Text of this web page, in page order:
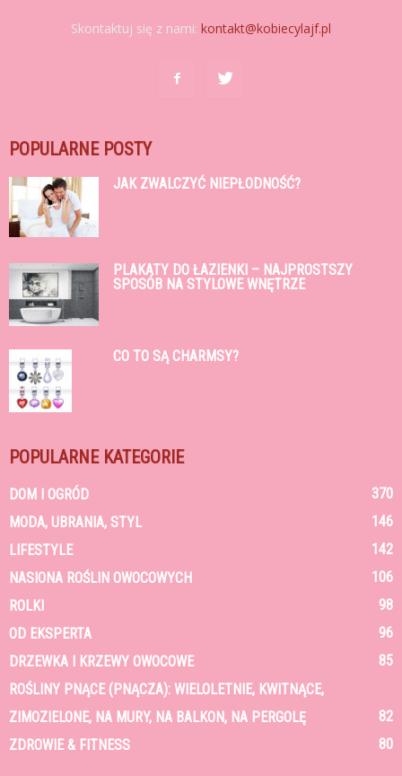
Skontaktuj się z nami: kontakt@kobiecylajf.pl
POPULARNE POSTY
JAK ZWALCZYĆ NIEPŁODNOŚĆ?
PLAKATY DO ŁAZIENKI – NAJPROSTSZY
SPOSÓB NA STYLOWE WNĘTRZE
CO TO SĄ CHARMSY?
POPULARNE KATEGORIE
DOM I OGRÓD
370
MODA, UBRANIA, STYL
146
LIFESTYLE
142
NASIONA ROŚLIN OWOCOWYCH
106
ROLKI
98
OD EKSPERTA
96
DRZEWKA I KRZEWY OWOCOWE
85
ROŚLINY PNĄCE (PNĄCZA): WIELOLETNIE, KWITNĄCE,
ZIMOZIELONE, NA MURY, NA BALKON, NA PERGOLĘ
82
ZDROWIE & FITNESS
80